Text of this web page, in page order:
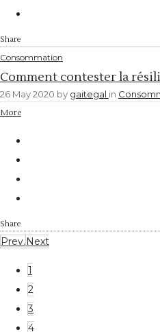
Share
Consommation
Comment contester la
26 May 2020 by gaitegal in
More
Share
Prev. Next
1
2
3
4